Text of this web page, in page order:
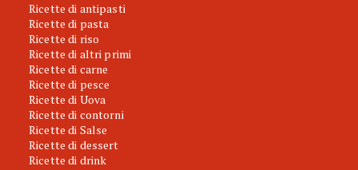
Ricette di antipasti
Ricette di pasta
Ricette di riso
Ricette di altri primi
Ricette di carne
Ricette di pesce
Ricette di Uova
Ricette di contorni
Ricette di Salse
Ricette di dessert
Ricette di drink